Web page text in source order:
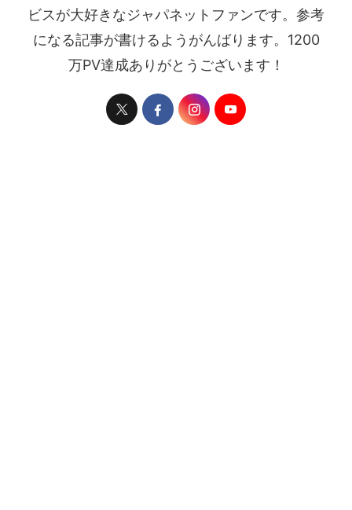
ビスが大好きなジャパネットファンです。参考
になる記事が書けるようがんばります。1200
万PV達成ありがとうございます！